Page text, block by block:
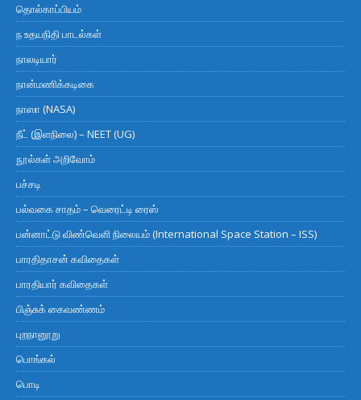
தொல்காப்பியம்
ந உதயநிதி பாடல்கள்
நாலடியார்
நான்மணிக்கடிகை
நாஸா (NASA)
நீட் (இளநிலை) – NEET (UG)
நூல்கள் அறிவோம்
பச்சடி
பல்வகை சாதம் – வெரைட்டி ரைஸ்
பன்னாட்டு விண்வெளி நிலையம் (International Space Station – ISS)
பாரதிதாசன் கவிதைகள்
பாரதியார் கவிதைகள்
பிஞ்சுக் கைவண்ணம்
புறநானூறு
பொங்கல்
பொடி